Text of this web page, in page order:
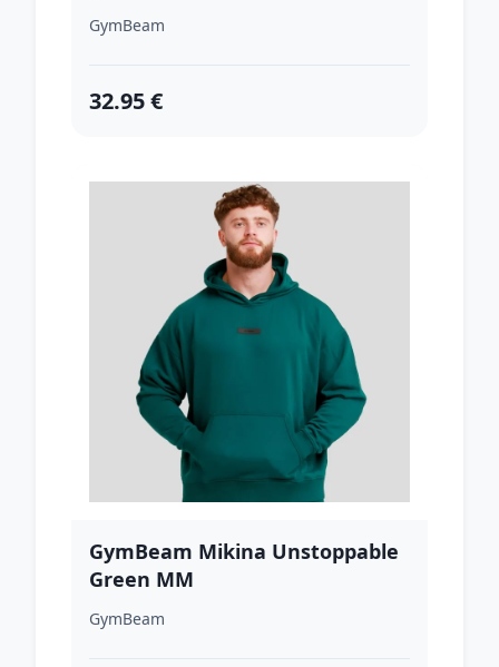
GymBeam
32.95 €
GymBeam Mikina Unstoppable
Green MM
GymBeam